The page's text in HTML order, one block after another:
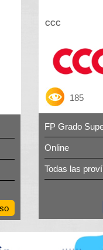
CCC
185
FP Grado
Online
Todas las